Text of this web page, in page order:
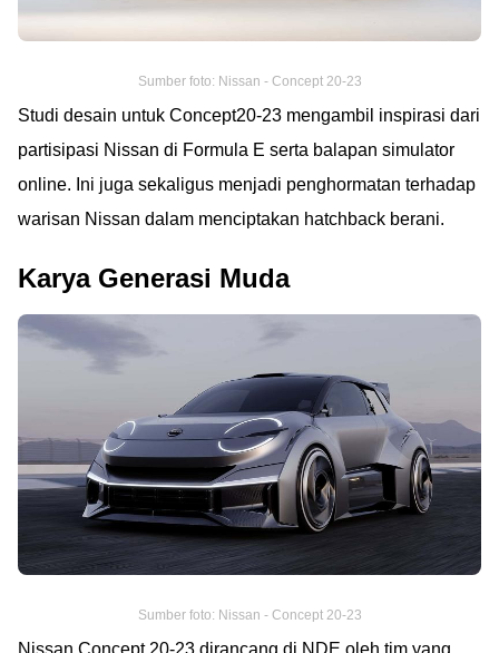
Sumber foto: Nissan - Concept 20-23
Studi desain untuk Concept20-23 mengambil inspirasi dari
partisipasi Nissan di Formula E serta balapan simulator
online. Ini juga sekaligus menjadi penghormatan terhadap
warisan Nissan dalam menciptakan hatchback berani.
Karya Generasi Muda
Sumber foto: Nissan - Concept 20-23
Nissan Concept 20-23 dirancang di NDE oleh tim yang